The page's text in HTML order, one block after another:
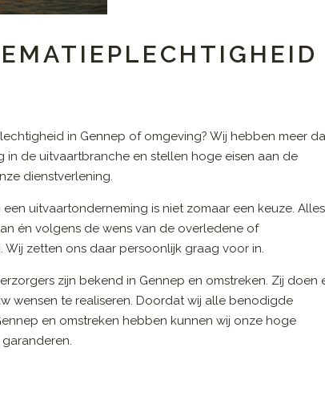
in Gennep of omgeving? Wij hebben meer
in de uitvaartbranche en stellen hoge eisen aan de
dienstverlening.
een uitvaartonderneming is niet zomaar een keuze. Alles
én volgens de wens van de overledene of
Wij zetten ons daar persoonlijk graag voor in.
zijn bekend in Gennep en omstreken. Zij doen
wensen te realiseren. Doordat wij alle benodigde
en omstreken hebben kunnen wij onze hoge